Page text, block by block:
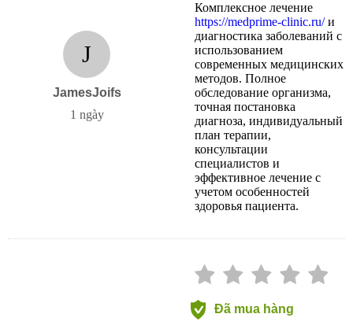
J
JamesJoifs
1 ngày
Комплексное лечение
https://medprime-clinic.ru/и
диагностика заболеваний с
использованием
современных медицинских
методов. Полное
обследование организма,
точная постановка
диагноза, индивидуальный
план терапии,
консультации
специалистов и
эффективное лечение с
учетом особенностей
здоровья пациента.
Đã mua hàng